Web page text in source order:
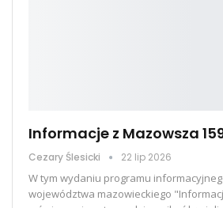
Informacje z Mazowsza
Cezary Ślesicki 22 lip 2026
W tym wydaniu programu
województwa mazowieckiego